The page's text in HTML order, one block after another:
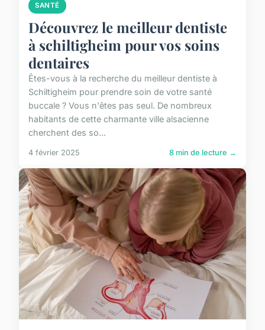
SANTÉ
Découvrez le meilleur dentiste
à schiltigheim pour vos soins
dentaires
Êtes-vous à la recherche du meilleur dentiste à
Schiltigheim pour prendre soin de votre santé
buccale ? Vous n'êtes pas seul. De nombreux
habitants de cette charmante ville alsacienne
cherchent des so...
4 février 2025 8 min de lecture →